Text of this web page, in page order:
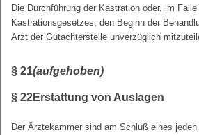
Die Durchführung der Kastration oder, im
Kastrationsgesetzes, den Beginn der
Arzt der Gutachterstelle unverzüglich
§ 21(aufgehoben)
§ 22Erstattung von Auslagen
Der Ärztekammer sind am Schluß eines